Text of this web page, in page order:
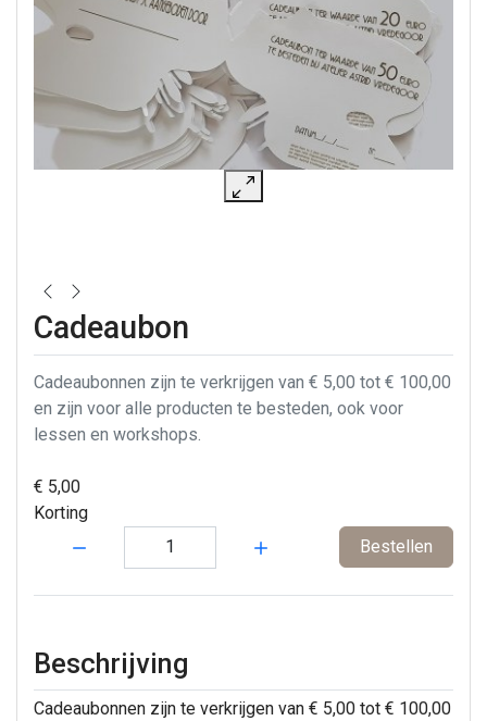
Cadeaubon
Cadeaubonnen zijn te verkrijgen van € 5,00 tot € 100,00
en zijn voor alle producten te besteden, ook voor
lessen en workshops.
€ 5,00
Korting
Bestellen
Beschrijving
Cadeaubonnen zijn te verkrijgen van € 5,00 tot € 100,00